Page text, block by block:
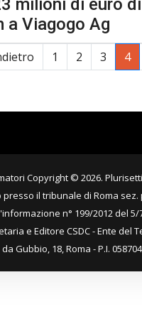
milioni di euro
a Viagogo Ag
1 2 3 4
Copyright © 2026.
il tribunale di Roma sez.
n° 199/2012 del 5/
e Editore CSDC - Ente del
Gubbio, 18, Roma - P.I.